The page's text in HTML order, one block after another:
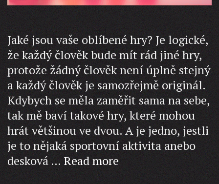
Jaké jsou vaše oblíbené hry? Je logické,
že každý člověk bude mít rád jiné hry,
protože žádný člověk není úplně stejný
a každý člověk je samozřejmě originál.
Kdybych se měla zaměřit sama na sebe,
tak mě baví takové hry, které mohou
hrát většinou ve dvou. A je jedno, jestli
je to nějaká sportovní aktivita anebo
desková … Read moreOblíbené
šachy